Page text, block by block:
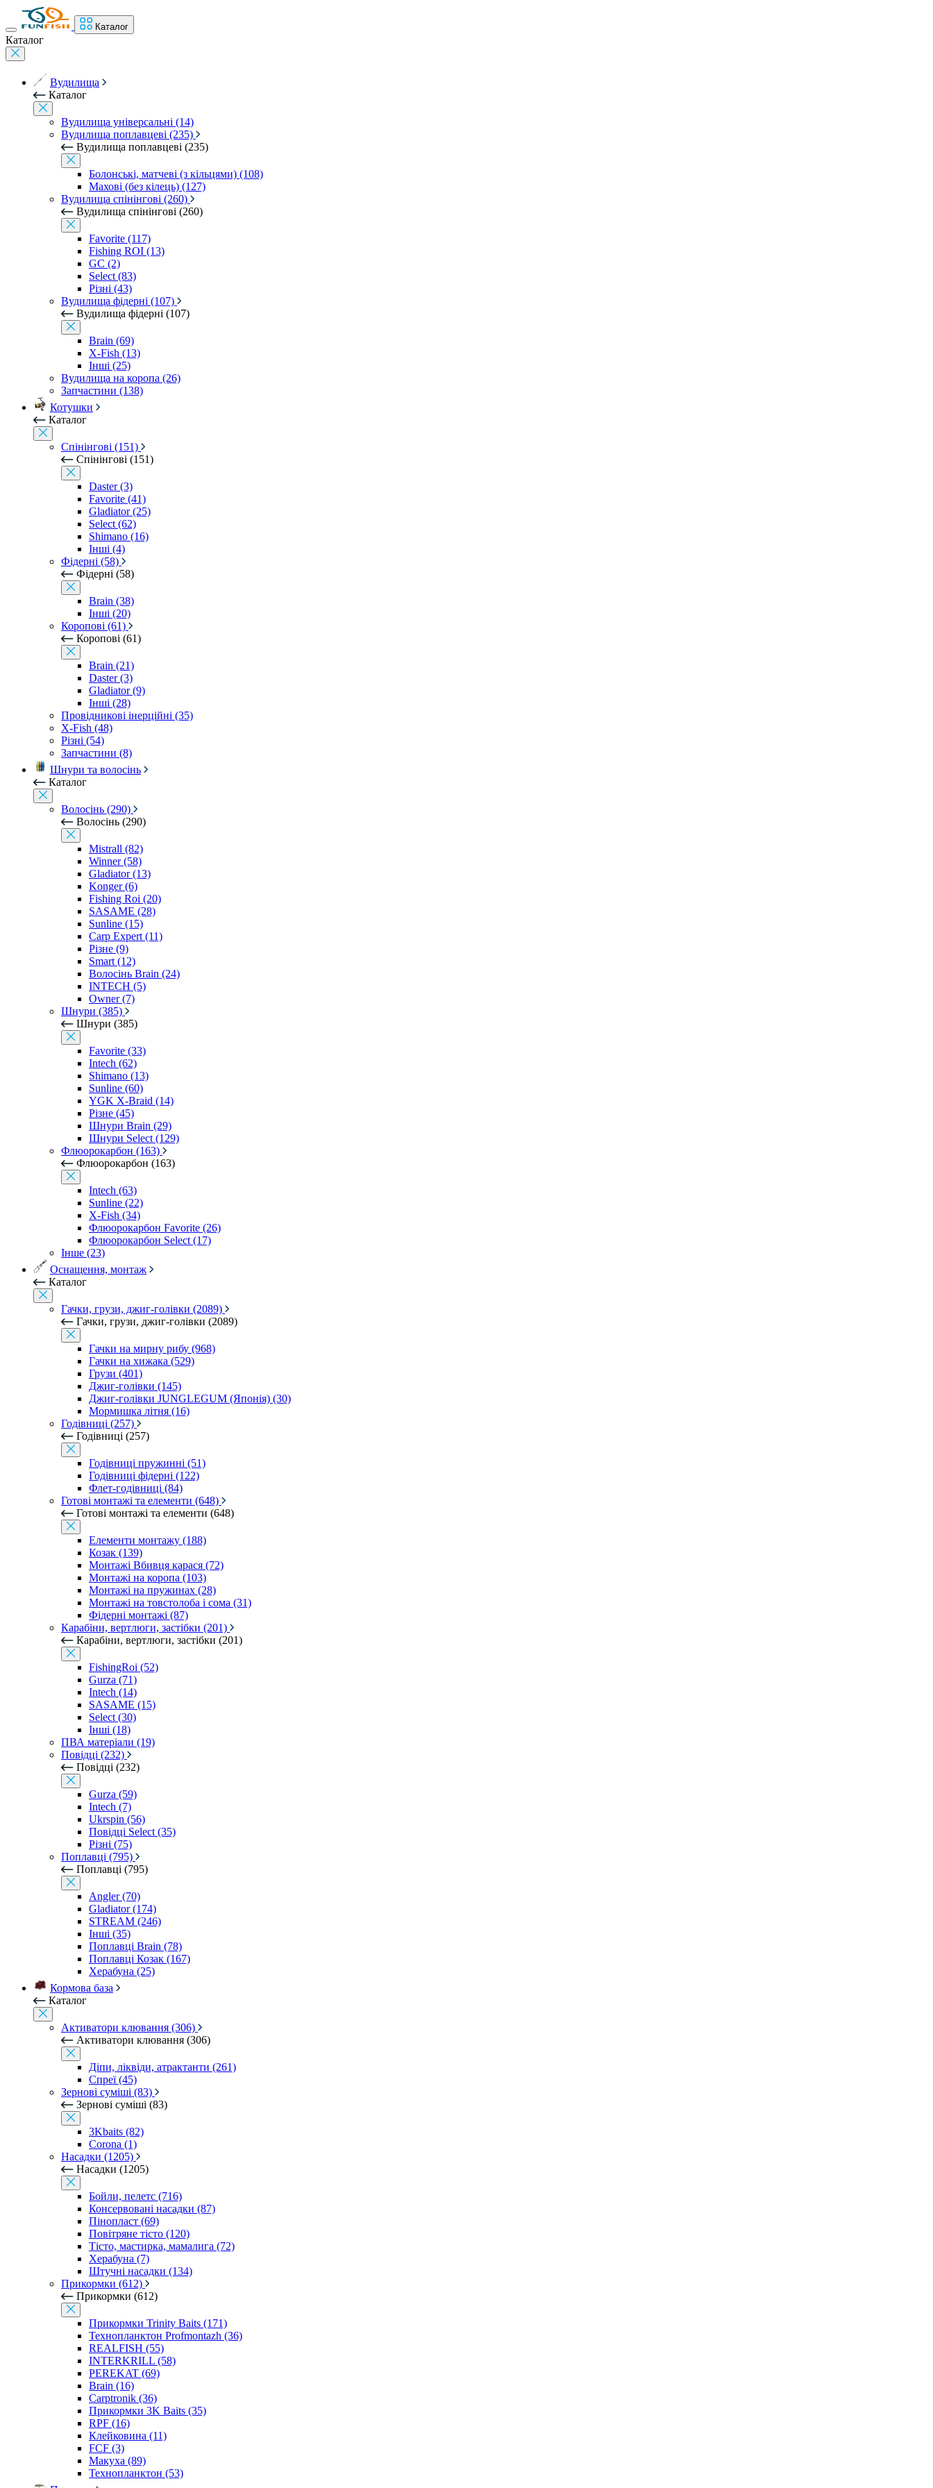
Каталог
Каталог
Вудилища
Каталог
Вудилища універсальні (14)
Вудилища поплавцеві (235)
Вудилища поплавцеві (235)
Болонські, матчеві (з кільцями) (108)
Махові (без кілець) (127)
Вудилища спінінгові (260)
Вудилища спінінгові (260)
Favorite (117)
Fishing ROI (13)
GC (2)
Select (83)
Різні (43)
Вудилища фідерні (107)
Вудилища фідерні (107)
Brain (69)
X-Fish (13)
Інші (25)
Вудилища на коропа (26)
Запчастини (138)
Котушки
Каталог
Спінінгові (151)
Спінінгові (151)
Daster (3)
Favorite (41)
Gladiator (25)
Select (62)
Shimano (16)
Інші (4)
Фідерні (58)
Фідерні (58)
Brain (38)
Інші (20)
Коропові (61)
Коропові (61)
Brain (21)
Daster (3)
Gladiator (9)
Інші (28)
Провідникові інерційні (35)
X-Fish (48)
Різні (54)
Запчастини (8)
Шнури та волосінь
Каталог
Волосінь (290)
Волосінь (290)
Mistrall (82)
Winner (58)
Gladiator (13)
Konger (6)
Fishing Roi (20)
SASAME (28)
Sunline (15)
Carp Expert (11)
Різне (9)
Smart (12)
Волосінь Brain (24)
INTECH (5)
Owner (7)
Шнури (385)
Шнури (385)
Favorite (33)
Intech (62)
Shimano (13)
Sunline (60)
YGK X-Braid (14)
Різне (45)
Шнури Brain (29)
Шнури Select (129)
Флюорокарбон (163)
Флюорокарбон (163)
Intech (63)
Sunline (22)
X-Fish (34)
Флюорокарбон Favorite (26)
Флюорокарбон Select (17)
Інше (23)
Оснащення, монтаж
Каталог
Гачки, грузи, джиг-голівки (2089)
Гачки, грузи, джиг-голівки (2089)
Гачки на мирну рибу (968)
Гачки на хижака (529)
Грузи (401)
Джиг-голівки (145)
Джиг-голівки JUNGLEGUM (Японія) (30)
Мормишка літня (16)
Годівниці (257)
Годівниці (257)
Годівниці пружинні (51)
Годівниці фідерні (122)
Флет-годівниці (84)
Готові монтажі та елементи (648)
Готові монтажі та елементи (648)
Елементи монтажу (188)
Козак (139)
Монтажі Вбивця карася (72)
Монтажі на коропа (103)
Монтажі на пружинах (28)
Монтажі на товстолоба і сома (31)
Фідерні монтажі (87)
Карабіни, вертлюги, застібки (201)
Карабіни, вертлюги, застібки (201)
FishingRoi (52)
Gurza (71)
Intech (14)
SASAME (15)
Select (30)
Інші (18)
ПВА матеріали (19)
Повідці (232)
Повідці (232)
Gurza (59)
Intech (7)
Ukrspin (56)
Повідці Select (35)
Різні (75)
Поплавці (795)
Поплавці (795)
Angler (70)
Gladiator (174)
STREAM (246)
Інші (35)
Поплавці Brain (78)
Поплавці Козак (167)
Херабуна (25)
Кормова база
Каталог
Активатори клювання (306)
Активатори клювання (306)
Діпи, ліквіди, атрактанти (261)
Спреї (45)
Зернові суміші (83)
Зернові суміші (83)
3Kbaits (82)
Corona (1)
Насадки (1205)
Насадки (1205)
Бойли, пелетс (716)
Консервовані насадки (87)
Пінопласт (69)
Повітряне тісто (120)
Тісто, мастирка, мамалига (72)
Херабуна (7)
Штучні насадки (134)
Прикормки (612)
Прикормки (612)
Прикормки Trinity Baits (171)
Технопланктон Profmontazh (36)
REALFISH (55)
INTERKRILL (58)
PEREKAT (69)
Brain (16)
Carptronik (36)
Прикормки 3K Baits (35)
RPF (16)
Клейковина (11)
FCF (3)
Макуха (89)
Технопланктон (53)